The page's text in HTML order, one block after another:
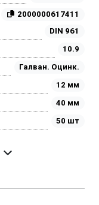
2000000617411
DIN 961
10.9
Галван. Оцинк.
12 мм
40 мм
50 шт